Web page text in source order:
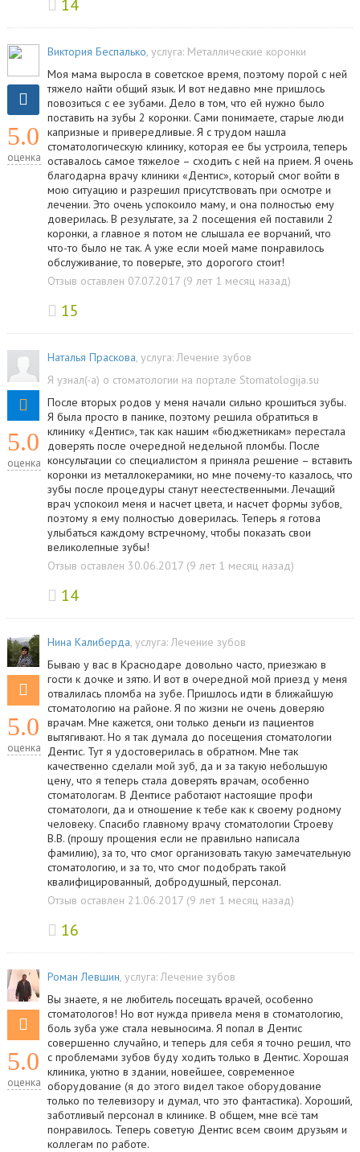
14
5.0
оценка
Виктория Беспалько, услуга: Металлические коронки
Моя мама выросла в советское время, поэтому порой с ней
тяжело найти общий язык. И вот недавно мне пришлось
повозиться с ее зубами. Дело в том, что ей нужно было
поставить на зубы 2 коронки. Сами понимаете, старые люди
капризные и привередливые. Я с трудом нашла
стоматологическую клинику, которая ее бы устроила, теперь
оставалось самое тяжелое – сходить с ней на прием. Я очень
благодарна врачу клиники «Дентис», который смог войти в
мою ситуацию и разрешил присутствовать при осмотре и
лечении. Это очень успокоило маму, и она полностью ему
доверилась. В результате, за 2 посещения ей поставили 2
коронки, а главное я потом не слышала ее ворчаний, что
что-то было не так. А уже если моей маме понравилось
обслуживание, то поверьте, это дорогого стоит!
Отзыв оставлен 07.07.2017 (9 лет 1 месяц назад)
15
5.0
оценка
Наталья Праскова, услуга:Лечение зубов
Я узнал(-а) о стоматологии на портале Stomatologija.su
После вторых родов у меня начали сильно крошиться зубы.
Я была просто в панике, поэтому решила обратиться в
клинику «Дентис», так как нашим «бюджетникам» перестала
доверять после очередной недельной пломбы. После
консультации со специалистом я приняла решение – вставить
коронки из металлокерамики, но мне почему-то казалось, что
зубы после процедуры станут неестественными. Лечащий
врач успокоил меня и насчет цвета, и насчет формы зубов,
поэтому я ему полностью доверилась. Теперь я готова
улыбаться каждому встречному, чтобы показать свои
великолепные зубы!
Отзыв оставлен 30.06.2017 (9 лет 1 месяц назад)
14
5.0
оценка
Нина Калиберда, услуга:Лечение зубов
Бываю у вас в Краснодаре довольно часто, приезжаю в
гости к дочке и зятю. И вот в очередной мой приезд у меня
отвалилась пломба на зубе. Пришлось идти в ближайшую
стоматологию на районе. Я по жизни не очень доверяю
врачам. Мне кажется, они только деньги из пациентов
вытягивают. Но я так думала до посещения стоматологии
Дентис. Тут я удостоверилась в обратном. Мне так
качественно сделали мой зуб, да и за такую небольшую
цену, что я теперь стала доверять врачам, особенно
стоматологам. В Дентисе работают настоящие профи
стоматологи, да и отношение к тебе как к своему родному
человеку. Спасибо главному врачу стоматологии Строеву
В.В. (прошу прощения если не правильно написала
фамилию), за то, что смог организовать такую замечательную
стоматологию, и за то, что смог подобрать такой
квалифицированный, добродушный, персонал.
Отзыв оставлен 21.06.2017 (9 лет 1 месяц назад)
16
5.0
оценка
Роман Левшин, услуга:Лечение зубов
Вы знаете, я не любитель посещать врачей, особенно
стоматологов! Но вот нужда привела меня в стоматологию,
боль зуба уже стала невыносима. Я попал в Дентис
совершенно случайно, и теперь для себя я точно решил, что
с проблемами зубов буду ходить только в Дентис. Хорошая
клиника, уютно в здании, новейшее, современное
оборудование (я до этого видел такое оборудование
только по телевизору и думал, что это фантастика). Хороший,
заботливый персонал в клинике. В общем, мне всё там
понравилось. Теперь советую Дентис всем своим друзьям и
коллегам по работе.